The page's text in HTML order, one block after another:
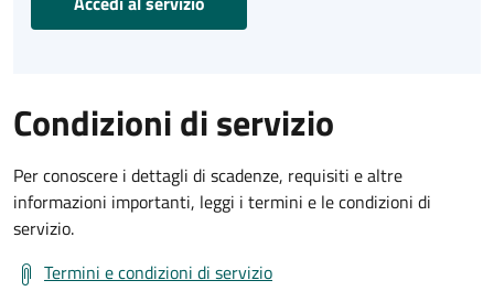
Condizioni di servizio
Per conoscere i dettagli di scadenze, requisiti e altre
informazioni importanti, leggi i termini e le condizioni di
servizio.
Termini e condizioni di servizio